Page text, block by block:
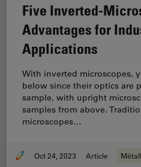
Replication with Fluorescence
Five Inverted-
Advantages for
Applications
With inverted microscopes,
below since their optics are
sample, with upright
samples from above.
microscopes…
Oct 24, 2023 Article